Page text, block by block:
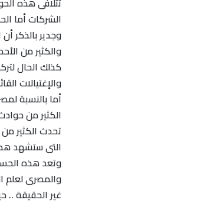
الشركات أما
وجدير بالذكر
والكثير من
كذلك الحال
والإغتيالات
أما بالنسبة
الكثير من
تحدث الكثير
التى ستشهد
وتعد هذه
والمصرى لعلم
غير الحقيقة ..